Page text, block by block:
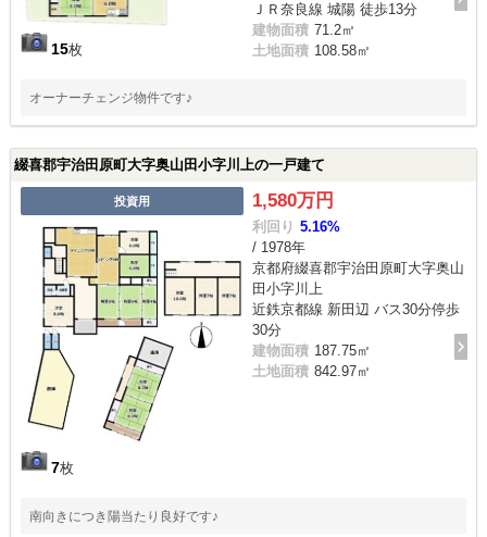
15枚
ＪＲ奈良線 城陽 徒歩13分
建物面積 71.2㎡
土地面積 108.58㎡
オーナーチェンジ物件です♪
綴喜郡宇治田原町大字奥山田小字川上の一戸建て
投資用
7枚
1,580万円
利回り 5.16%
/ 1978年
京都府綴喜郡宇治田原町大字奥山
田小字川上
近鉄京都線 新田辺 バス30分停歩
30分
建物面積 187.75㎡
土地面積 842.97㎡
南向きにつき陽当たり良好です♪